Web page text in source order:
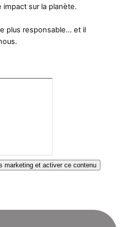
sur la planète.
plus responsable… et il
marketing et activer ce contenu